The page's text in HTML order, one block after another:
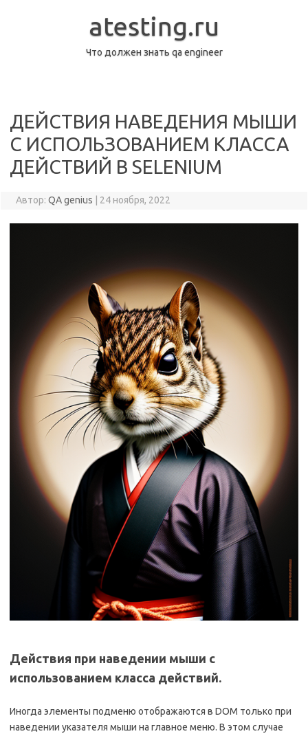
atesting.ru
Что должен знать qa engineer
ДЕЙСТВИЯ НАВЕДЕНИЯ МЫШИ
С ИСПОЛЬЗОВАНИЕМ КЛАССА
ДЕЙСТВИЙ В SELENIUM
Автор: QA genius 24 ноября, 2022
Действия при наведении мыши с
использованием класса действий.
Иногда элементы подменю отображаются в DOM только при
наведении указателя мыши на главное меню. В этом случае